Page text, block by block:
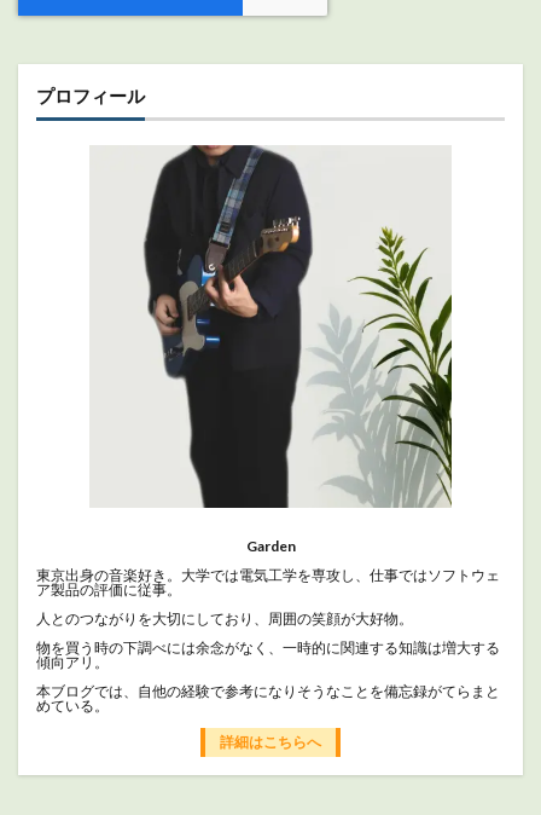
プロフィール
Garden
東京出身の音楽好き。大学では電気工学を専攻し、仕事ではソフトウェ
ア製品の評価に従事。
人とのつながりを大切にしており、周囲の笑顔が大好物。
物を買う時の下調べには余念がなく、一時的に関連する知識は増大する
傾向アリ。
本ブログでは、自他の経験で参考になりそうなことを備忘録がてらまと
めている。
詳細はこちらへ